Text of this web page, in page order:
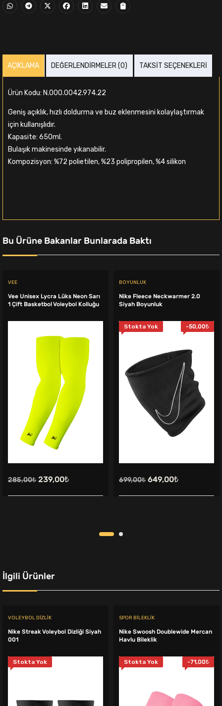
AÇIKLAMA DEĞERLENDIRMELER (0) TAKSIT SEÇENEKLERI
Ürün Kodu: N.000.0042.974.22
Geniş açıklık, hızlı doldurma ve buz eklenmesini kolaylaştırmak
için kullanışlıdır.
Kapasite: 650ml.
Bulaşık makinesinde yıkanabilir.
Kompozisyon: %72 polietilen, %23 polipropilen, %4 silikon
Bu Ürüne Bakanlar Bunlarada Baktı
VEE
Vee Unisex Lycra Lüks Neon Sarı
1 Çift Basketbol Voleybol Kolluğu
285,00₺ Orijinal
fiyat:
239,00₺Şu
andaki
BOYUNLUK
Nike Fleece Neckwarmer 2.0
Siyah Boyunluk
Stokta Yok -50,00₺
699,00₺ Orijinal
fiyat:
649,00₺Şu
andaki
İlgili Ürünler
VOLEYBOL DIZLIK
Nike Streak Voleybol Dizliği Siyah
001
Stokta Yok
SPOR BILEKLIK
Nike Swoosh Doublewide Mercan
Havlu Bileklik
Stokta Yok -71,00₺